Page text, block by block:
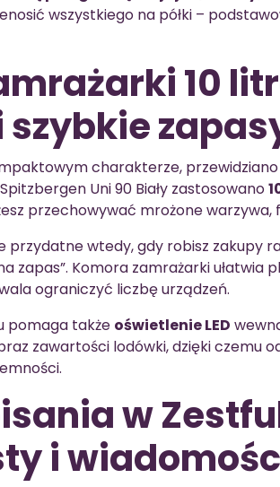
wszystkiego na półki –
10
szybkie
charakterze,
Uni 90 Biały zastosowano
przechowywać mrożone warzywa,
przydatne wtedy, gdy robisz zakupy
zapas”. Komora zamrażarki ułatwia
ograniczyć liczbę urządzeń.
pomaga także oświetlenie LED
zawartości lodówki, dzięki czemu
w
i